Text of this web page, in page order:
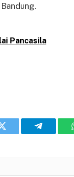
Pancasila
Twitter Telegram